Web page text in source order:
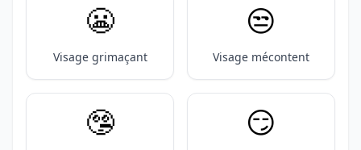
😬
Visage grimaçant
😒
Visage mécontent
🤥 😏